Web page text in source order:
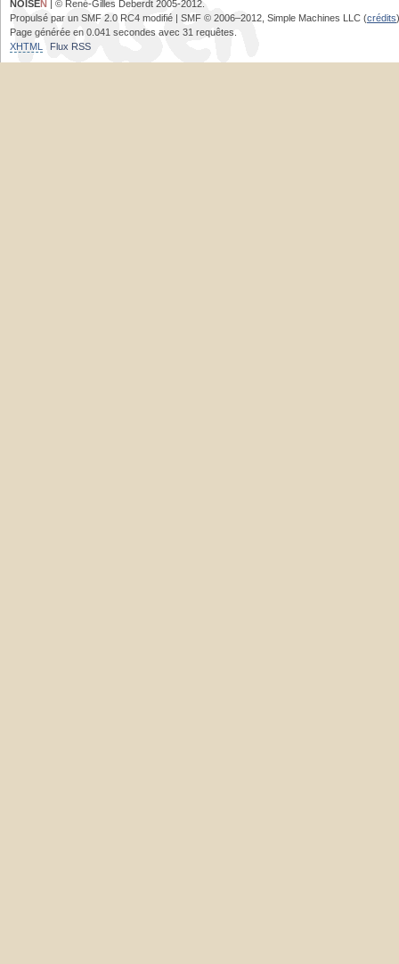
NOISEN
| © René-Gilles Deberdt 2005-2012.
Propulsé par un SMF 2.0 RC4 modifié | SMF © 2006–2012, Simple Machines LLC (crédits)
Page générée en 0.041 secondes avec 31 requêtes.
XHTML
Flux RSS